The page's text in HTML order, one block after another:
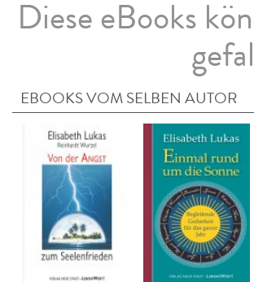
Diese eBooks
EBOOKS VOM SELBEN AUTOR